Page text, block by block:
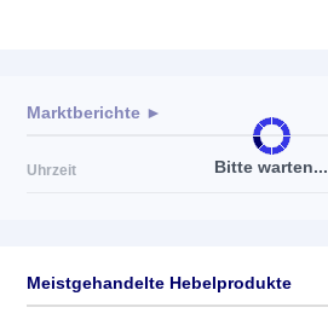
Bitte warten...
Marktberichte ►
Uhrzeit
Meistgehandelte Hebelprodukte